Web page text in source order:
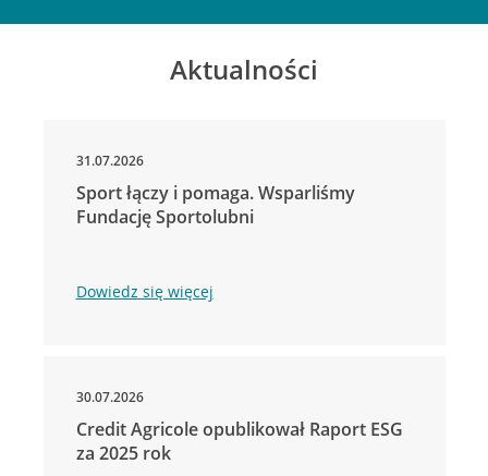
Aktualności
31.07.2026
Sport łączy i pomaga. Wsparliśmy
Fundację Sportolubni
Dowiedz się więcej
30.07.2026
Credit Agricole opublikował Raport ESG
za 2025 rok